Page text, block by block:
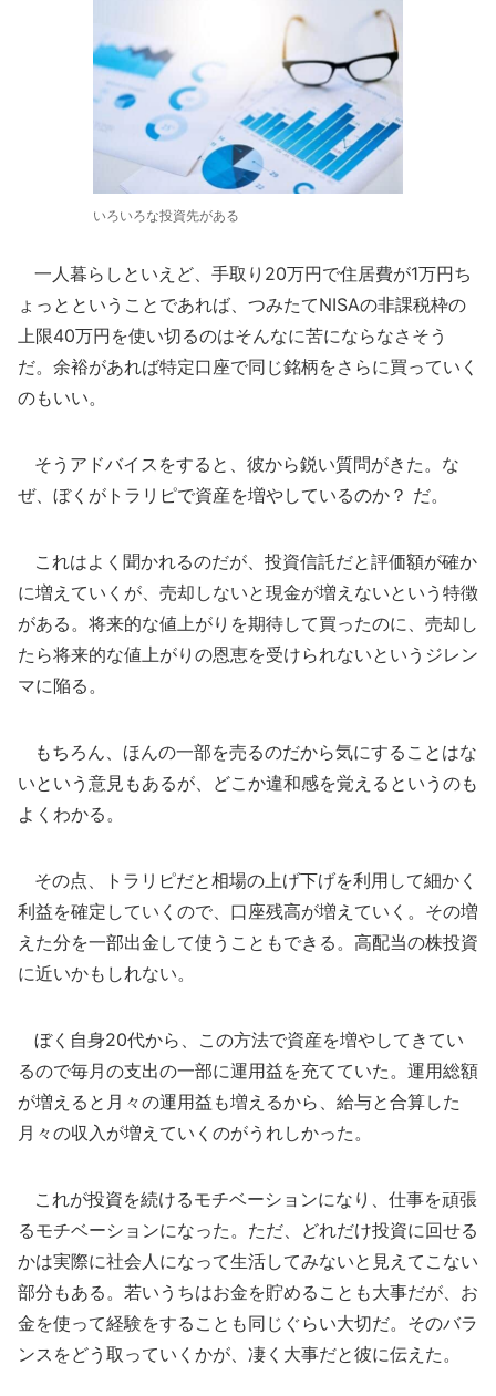
いろいろな投資先がある
一人暮らしといえど、手取り20万円で住居費が1万円ち
ょっとということであれば、つみたてNISAの非課税枠の
上限40万円を使い切るのはそんなに苦にならなさそう
だ。余裕があれば特定口座で同じ銘柄をさらに買っていく
のもいい。
そうアドバイスをすると、彼から鋭い質問がきた。な
ぜ、ぼくがトラリピで資産を増やしているのか？ だ。
これはよく聞かれるのだが、投資信託だと評価額が確か
に増えていくが、売却しないと現金が増えないという特徴
がある。将来的な値上がりを期待して買ったのに、売却し
たら将来的な値上がりの恩恵を受けられないというジレン
マに陥る。
もちろん、ほんの一部を売るのだから気にすることはな
いという意見もあるが、どこか違和感を覚えるというのも
よくわかる。
その点、トラリピだと相場の上げ下げを利用して細かく
利益を確定していくので、口座残高が増えていく。その増
えた分を一部出金して使うこともできる。高配当の株投資
に近いかもしれない。
ぼく自身20代から、この方法で資産を増やしてきてい
るので毎月の支出の一部に運用益を充てていた。運用総額
が増えると月々の運用益も増えるから、給与と合算した
月々の収入が増えていくのがうれしかった。
これが投資を続けるモチベーションになり、仕事を頑張
るモチベーションになった。ただ、どれだけ投資に回せる
かは実際に社会人になって生活してみないと見えてこない
部分もある。若いうちはお金を貯めることも大事だが、お
金を使って経験をすることも同じぐらい大切だ。そのバラ
ンスをどう取っていくかが、凄く大事だと彼に伝えた。